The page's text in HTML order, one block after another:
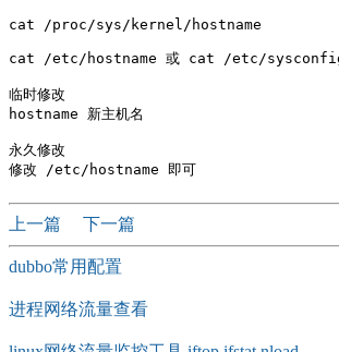
cat /proc/sys/kernel/hostname
cat /etc/hostname 或 cat /etc/sysconfig/
临时修改
hostname 新主机名
永久修改
上一篇 下一篇
dubbo常用配置
进程网络流量查看